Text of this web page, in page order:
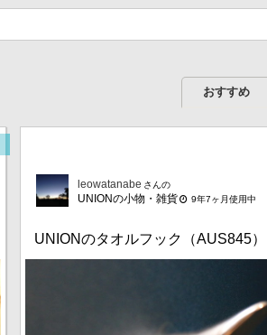
おすすめ
leowatanabe さんの
UNIONの小物・雑貨 9年7ヶ月使用中
UNIONのタオルフック（AUS845）